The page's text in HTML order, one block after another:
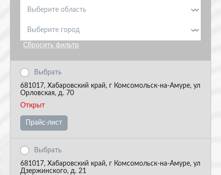
Сбросить фильтр
Выбрать
681017, Хабаровский край, г Комсомольск-на-Амуре, ул
Орловская, д. 70
Открыт
Прайс-лист
Выбрать
681017, Хабаровский край, г Комсомольск-на-Амуре, ул
Дзержинского, д. 21